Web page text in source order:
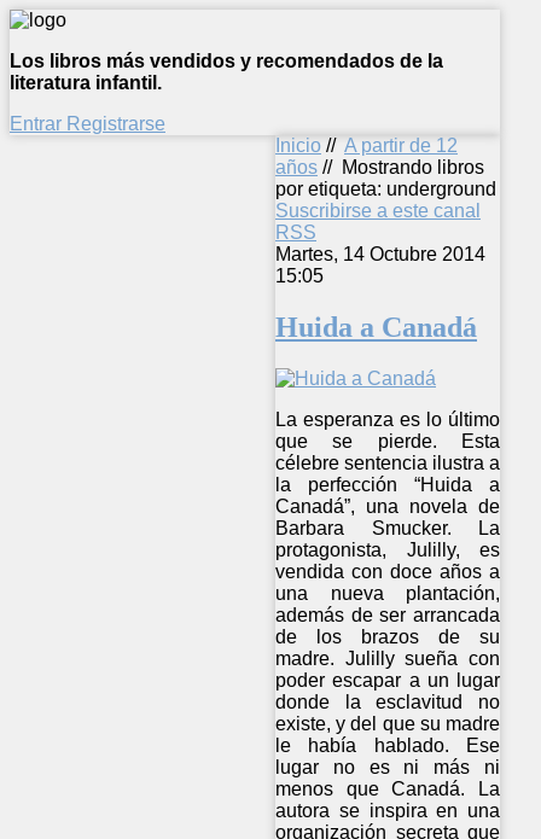
Los libros más vendidos y recomendados de la
literatura infantil.
Entrar Registrarse
Inicio // A partir de 12
años // Mostrando libros
por etiqueta: underground
Suscribirse a este canal
RSS
Martes, 14 Octubre 2014
15:05
Huida a Canadá
La esperanza es lo último
que se pierde. Esta
célebre sentencia ilustra a
la perfección “Huida a
Canadá”, una novela de
Barbara Smucker. La
protagonista, Julilly, es
vendida con doce años a
una nueva plantación,
además de ser arrancada
de los brazos de su
madre. Julilly sueña con
poder escapar a un lugar
donde la esclavitud no
existe, y del que su madre
le había hablado. Ese
lugar no es ni más ni
menos que Canadá. La
autora se inspira en una
organización secreta que